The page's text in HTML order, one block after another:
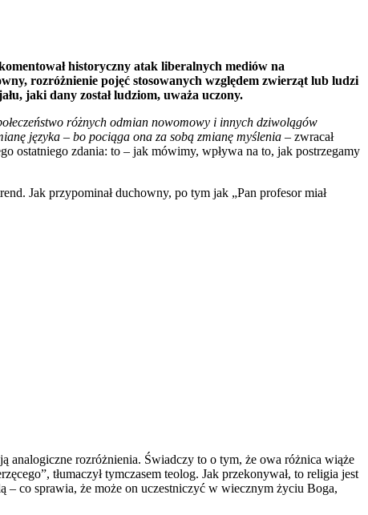
historyczny atak liberalnych mediów na
rozróżnienie pojęć stosowanych względem zwierząt lub ludzi
jaki dany został ludziom, uważa uczony.
różnych odmian nowomowy i innych dziwolągów
języka – bo pociąga ona za sobą zmianę myślenia – zwracał
ostatniego zdania: to – jak mówimy, wpływa na to, jak postrzegamy
Jak przypominał duchowny, po tym jak „Pan profesor miał
analogiczne rozróżnienia. Świadczy to o tym, że owa różnica wiąże
tłumaczył tymczasem teolog. Jak przekonywał, to religia jest
– co sprawia, że może on uczestniczyć w wiecznym życiu Boga,